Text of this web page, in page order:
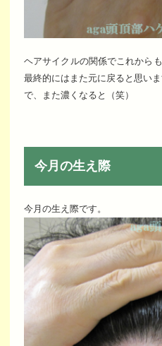
ヘアサイクルの関係でこれから
最終的にはまた元に戻ると思いま
で、また濃くなると（笑）
今月の生え際
今月の生え際です。